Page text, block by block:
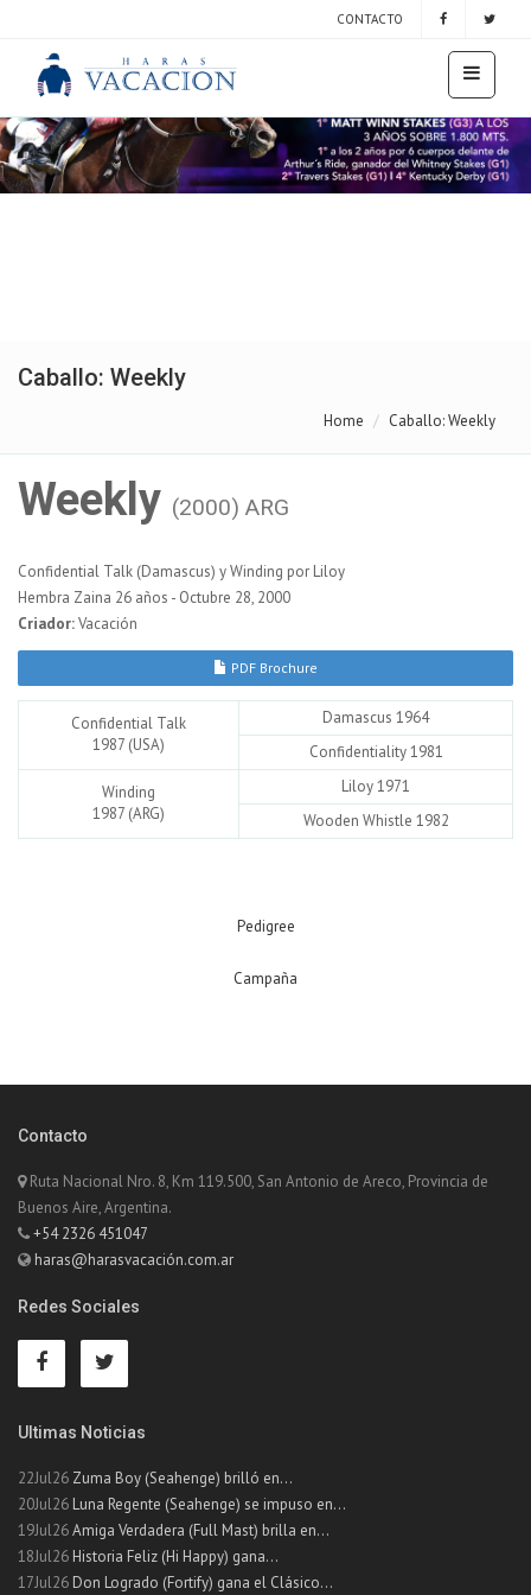
CONTACTO
Caballo: Weekly
Home Caballo: Weekly
Weekly (2000) ARG
Confidential Talk (Damascus) y Winding por Liloy
Hembra Zaina 26 años - Octubre 28, 2000
Criador:Vacación
PDF Brochure
Confidential Talk
1987 (USA)
Damascus 1964
Confidentiality 1981
Winding
1987 (ARG)
Liloy 1971
Wooden Whistle 1982
Pedigree
Campaña
Contacto
Ruta Nacional Nro. 8, Km 119.500, San Antonio de Areco, Provincia de
Buenos Aire, Argentina.
+54 2326 451047
haras@harasvacación.com.ar
Redes Sociales
Ultimas Noticias
22Jul26 Zuma Boy (Seahenge) brilló en...
20Jul26 Luna Regente (Seahenge) se impuso en...
19Jul26Amiga Verdadera (Full Mast) brilla en...
18Jul26 Historia Feliz (Hi Happy) gana...
17Jul26 Don Logrado (Fortify) gana el Clásico...